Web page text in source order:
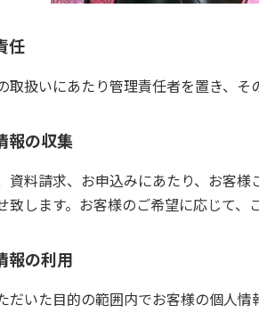
任
取扱いにあたり管理責任者を置き、そ
報の収集
資料請求、お申込みにあたり、お客
致します。お客様のご希望に応じて、
報の利用
だいた目的の範囲内でお客様の個人情